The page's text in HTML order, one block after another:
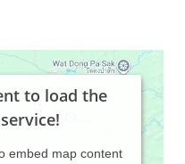
to load the
embed map content